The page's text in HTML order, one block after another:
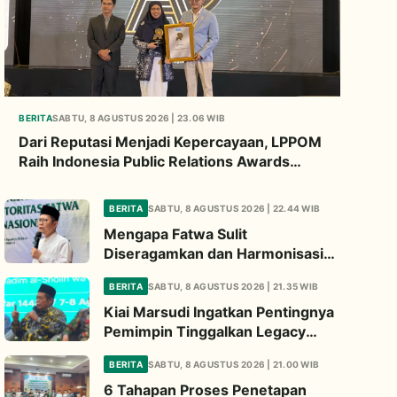
BERITASABTU, 8 AGUSTUS 2026 | 23.06 WIB
Dari Reputasi Menjadi Kepercayaan, LPPOM
Raih Indonesia Public Relations Awards
BERITA SABTU, 8 AGUSTUS 2026 | 22.44 WIB
Mengapa Fatwa Sulit
Diseragamkan dan Harmonisasi
Manhaj Penting? Ini Penjelasan
Kiai Cholil
BERITA SABTU, 8 AGUSTUS 2026 | 21.35 WIB
Kiai Marsudi Ingatkan Pentingnya
Pemimpin Tinggalkan Legacy
Nyata untuk Umat
BERITA SABTU, 8 AGUSTUS 2026 | 21.00 WIB
6 Tahapan Proses Penetapan